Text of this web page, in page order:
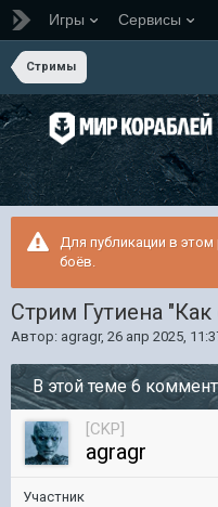
Игры Сервисы
Стримы
Для публикации в
боёв.
Стрим Гутиена "Как
Автор: agragr, 26 апр 2025,
В этой теме 6
[CKP]
agragr
Участник